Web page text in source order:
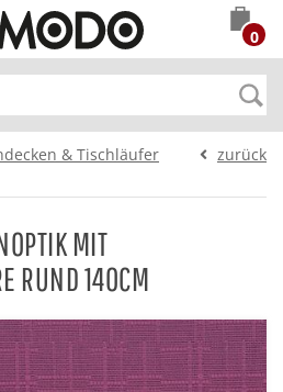
0
& Tischläufer zurück
MIT
RUND 140CM